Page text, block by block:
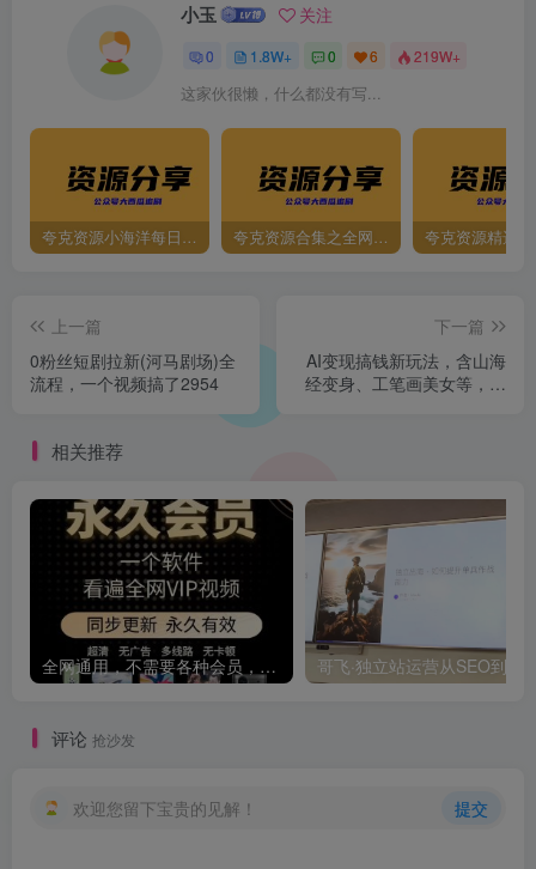
小玉 关注
0 1.8W+ 0 6 219W+
这家伙很懒，什么都没有写...
夸克资源小海洋每日更新资源大汇总（持续更新） 夸克资源合集之全网影视 夸克资源精选
上一篇
0粉丝短剧拉新(河马剧场)全
流程，一个视频搞了2954
下一篇
AI变现搞钱新玩法，含山海
经变身、工笔画美女等，附
相关推荐
全网通用，不需要各种会员，再也不缺电影看！！
评论 抢沙发
欢迎您留下宝贵的见解！ 提交